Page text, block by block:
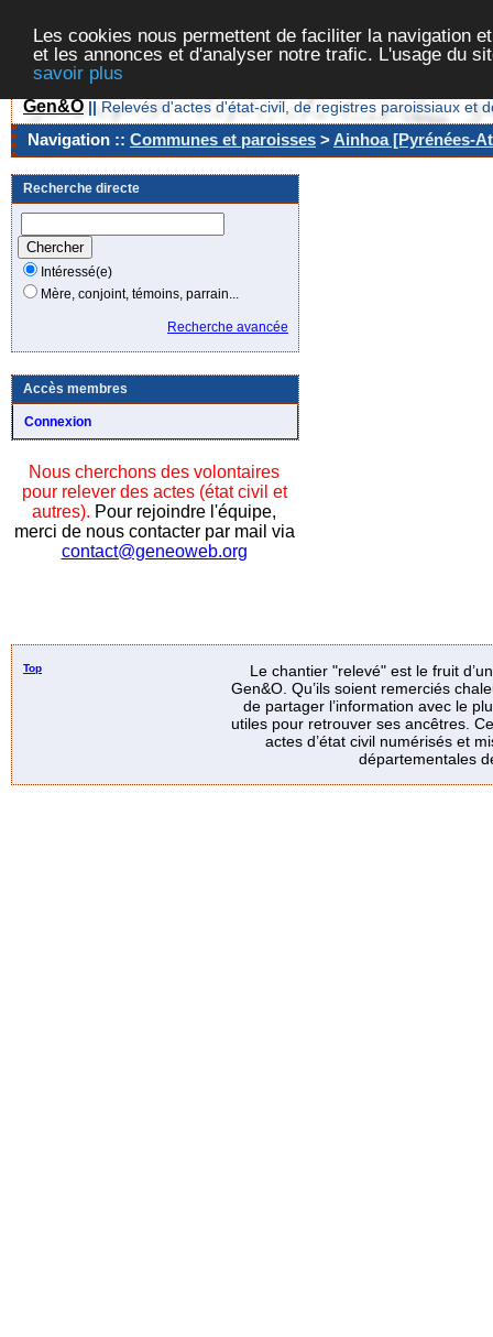
Les cookies nous permettent de faciliter la navigation
et les annonces et d'analyser notre trafic. L'usage du
savoir plus
Gen&O || Relevés d'actes d'état-civil, de registres paroissiaux et
Navigation :: Communes et paroisses >Ainhoa [Pyrénées-
Recherche directe
Intéressé(e)
Mère, conjoint, témoins, parrain...
Recherche avancée
Accès membres
Connexion
Nous cherchons des volontaires
pour relever des actes (état civil et
autres). Pour rejoindre l'équipe,
merci de nous contacter par mail via
contact@geneoweb.org
Top
Le chantier "relevé" est le fruit
Gen&O. Qu’ils soient remerciés
de partager l’information avec le
utiles pour retrouver ses ancêtres.
actes d’état civil numérisés et
départementales